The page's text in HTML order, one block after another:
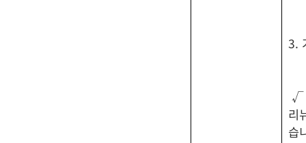
3.
√
리
습